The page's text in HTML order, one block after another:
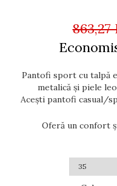
863,27
Pantofi sport cu talpă
metalică și piele
Acești pantofi casual/
Oferă un confort